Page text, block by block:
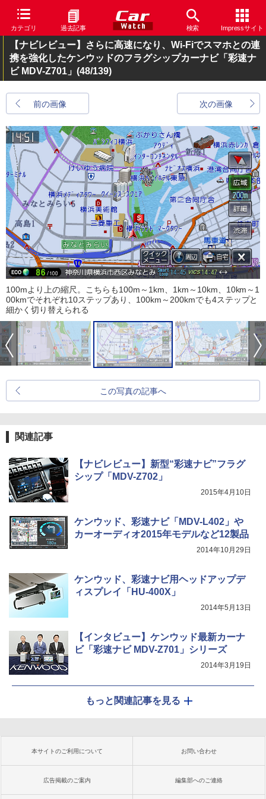
カテゴリ 過去記事 検索 Impressサイト
【ナビレビュー】さらに高速になり、Wi-Fiでスマホとの連
携を強化したケンウッドのフラグシップカーナビ「彩速ナ
ビ MDV-Z701」 (48/139)
前の画像 次の画像
100mより上の縮尺。こちらも100m～1km、1km～10km、10km～1
00kmでそれぞれ10ステップあり、100km～200kmでも4ステップと
細かく切り替えられる
この写真の記事へ
関連記事
【ナビレビュー】新型“彩速ナビ”フラグ
シップ「MDV-Z702」
2015年4月10日
ケンウッド、彩速ナビ「MDV-L402」や
カーオーディオ2015年モデルなど12製品
2014年10月29日
ケンウッド、彩速ナビ用ヘッドアップデ
ィスプレイ「HU-400X」
2014年5月13日
【インタビュー】ケンウッド最新カーナ
ビ「彩速ナビ MDV-Z701」シリーズ
2014年3月19日
もっと関連記事を見る
本サイトのご利用について お問い合わせ
広告掲載のご案内 編集部へのご連絡